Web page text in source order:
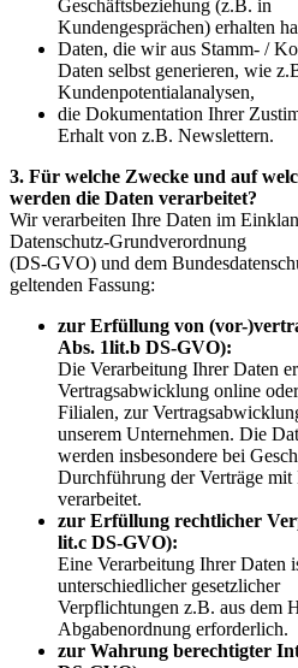
Geschäftsbeziehung (z.B. in
Kundengesprächen) erhalten
Daten, die wir aus Stamm- /
Daten selbst generieren, wie
Kundenpotentialanalysen,
die Dokumentation Ihrer
Erhalt von z.B. Newslettern.
3. Für welche Zwecke und auf
werden die Daten verarbeitet?
Wir verarbeiten Ihre Daten im
Datenschutz-Grundverordnung
(DS-GVO) und dem
geltenden Fassung:
zur Erfüllung von (vor-
Abs. 1lit.b DS-GVO):
Die Verarbeitung Ihrer Daten
Vertragsabwicklung online
Filialen, zur
unserem Unternehmen. Die
werden insbesondere bei
Durchführung der Verträge mit
verarbeitet.
zur Erfüllung rechtlicher
lit.c DS-GVO):
Eine Verarbeitung Ihrer Daten
unterschiedlicher gesetzlicher
Verpflichtungen z.B. aus dem
Abgabenordnung erforderlich.
zur Wahrung berechtigter